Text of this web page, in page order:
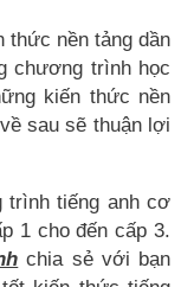
thức nền tảng dần
chương trình học
kiến thức nền
sau sẽ thuận lợi
trình tiếng anh cơ
1 cho đến cấp 3.
chia sẻ với bạn